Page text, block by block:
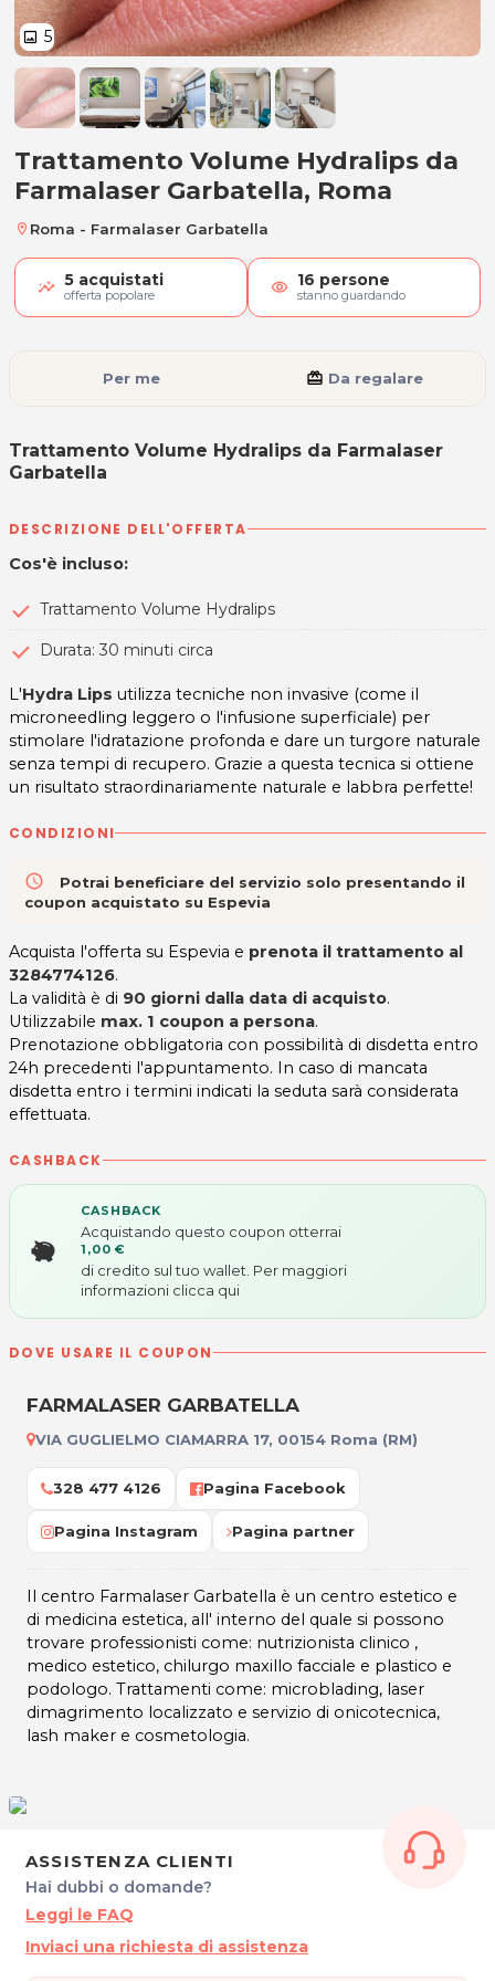
image 5
Trattamento Volume Hydralips
Trattamento Volume Hydralips da
Farmalaser Garbatella, Roma
location_on Roma - Farmalaser Garbatella
5 acquistati
offerta popolare visibility 16 persone
stanno guardando
Trattamento Volume Hydralips da Farmalaser
Garbatella
Per me card_giftcard Da regalare
DESCRIZIONE DELL'OFFERTA
Cos'è incluso:
Trattamento Volume Hydralips
Durata: 30 minuti circa
L'Hydra Lips utilizza tecniche non invasive (come il
microneedling leggero o l'infusione superficiale) per
stimolare l'idratazione profonda e dare un turgore naturale
senza tempi di recupero. Grazie a questa tecnica si ottiene
un risultato straordinariamente naturale e labbra perfette!
CONDIZIONI
access_time
Potrai beneficiare del servizio solo presentando il
coupon acquistato su Espevia
Acquista l'offerta su Espevia e prenota il trattamento al
3284774126.
La validità è di 90 giorni dalla data di acquisto.
Utilizzabile max. 1 coupon a persona.
Prenotazione obbligatoria con possibilità di disdetta entro
24h precedenti l'appuntamento. In caso di mancata
disdetta entro i termini indicati la seduta sarà considerata
effettuata.
CASHBACK
CASHBACK
Acquistando questo coupon otterrai
1,00 €
di credito sul tuo wallet. Per maggiori
informazioni clicca qui
DOVE USARE IL COUPON
FARMALASER GARBATELLA
VIA GUGLIELMO CIAMARRA 17, 00154 Roma (RM)
328 477 4126 Pagina Facebook
Pagina Instagram Pagina partner
Il centro Farmalaser Garbatella è un centro estetico e
di medicina estetica, all' interno del quale si possono
trovare professionisti come: nutrizionista clinico ,
medico estetico, chilurgo maxillo facciale e plastico e
podologo. Trattamenti come: microblading, laser
dimagrimento localizzato e servizio di onicotecnica,
lash maker e cosmetologia.
ASSISTENZA CLIENTI
Hai dubbi o domande?
Leggi le FAQ
Inviaci una richiesta di assistenza